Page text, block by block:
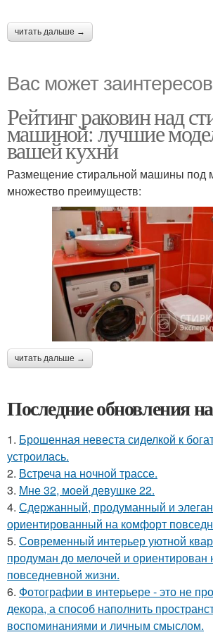
читать дальше →
Вас может
Рейтинг раковин над
машиной: лучшие
вашей кухни
Размещение стиральной машины под
множество преимуществ:
читать дальше →
Последние обновления
1. Брошенная невеста сиделкой к
устроилась.
2. Встреча на ночной трассе.
3. Мне 32, моей девушке 22.
4. Сдержанный, продуманный и
ориентированный на комфорт
5. Современный интерьер уютной
продуман до мелочей и ориентирован
повседневной жизни.
6. Фотографии в интерьере - это не
декора, а способ наполнить
воспоминаниями и личным смыслом.